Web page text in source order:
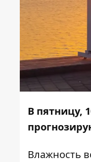
В пятницу,
Влажность